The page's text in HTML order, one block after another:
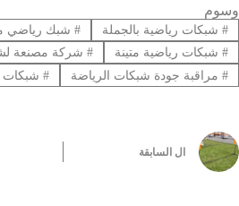
وسوم
#شبكات رياضية بالجملة #شبك
#شبكات رياضية متينة #شركة مصنعة
#مراقبة جودة شبكات الرياضة #شبكات
ال السابقة